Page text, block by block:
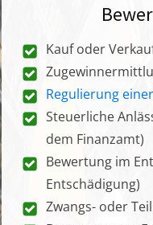
Kauf oder
Regulierung
Steuerliche
dem Finanzamt)
Bewertung im
Entschädigung)
Zwangs- oder